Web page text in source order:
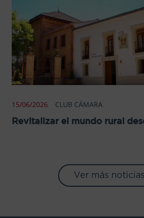
15/06/2026 CLUB CÁMARA
Revitalizar el mundo rural
Ver más noticias